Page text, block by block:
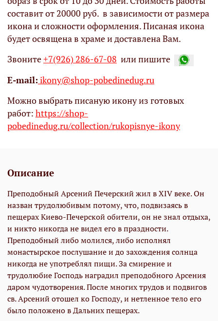
составит от 20000 руб. в зависимости от размера
икона и сложности оформления. Писаная икона
будет освящена в храме и доставлена Вам.
Звоните+7(926) 286-67-08 или пишите
Е-mail: ikony@shop-pobedinedug.ru
Можно выбрать писаную икону из готовых
работ: https://shop-
pobedinedug.ru/collection/rukopisnye-ikony
Описание
Преподобный Арсений Печерский жил в ХIV веке. Он
назван трудолюбивым потому, что, подвизаясь в
пещерах Киево-Печерской обители, он не знал отдыха,
и никто никогда не видел его в праздности.
Преподобный либо молился, либо исполнял
монастырское послушание и до захождения солнца
никогда не употреблял пищи. За смирение и
трудолюбие Господь наградил преподобного Арсения
даром чудотворения. После многих трудов и подвигов
св. Арсений отошел ко Господу, и нетленное тело его
было положено в Дальних пещерах.